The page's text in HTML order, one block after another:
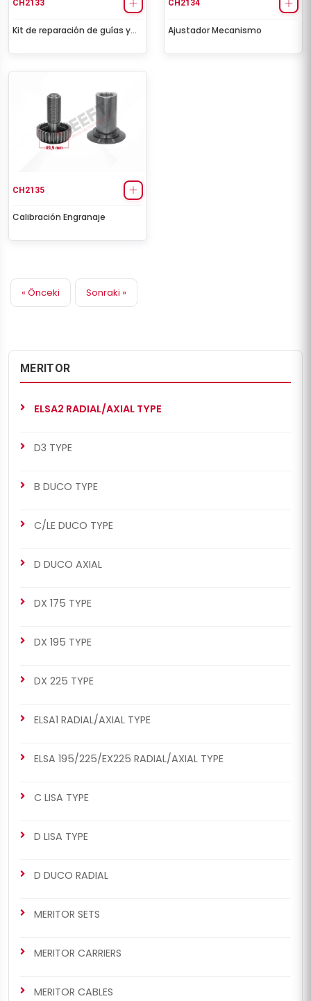
CH2133
Kit de reparación de guías y
CH2134
Ajustador Mecanismo
CH2135
Calibración Engranaje
« Önceki Sonraki »
MERITOR
ELSA2 RADIAL/AXIAL TYPE
D3 TYPE
B DUCO TYPE
C/LE DUCO TYPE
D DUCO AXIAL
DX 175 TYPE
DX 195 TYPE
DX 225 TYPE
ELSA1 RADIAL/AXIAL TYPE
ELSA 195/225/EX225 RADIAL/AXIAL TYPE
C LISA TYPE
D LISA TYPE
D DUCO RADIAL
MERITOR SETS
MERITOR CARRIERS
MERITOR CABLES